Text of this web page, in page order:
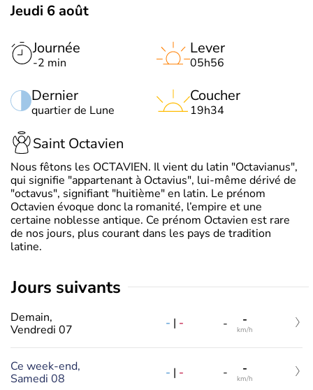
Jeudi 6 août
Journée
-2 min
Dernier
quartier de Lune
Lever
05h56
Coucher
19h34
Saint Octavien
Nous fêtons les OCTAVIEN. Il vient du latin "Octavianus",
qui signifie "appartenant à Octavius", lui-même dérivé de
"octavus", signifiant "huitième" en latin. Le prénom
Octavien évoque donc la romanité, l’empire et une
certaine noblesse antique. Ce prénom Octavien est rare
de nos jours, plus courant dans les pays de tradition
latine.
jours suivants
Demain,
Vendredi 07
- | - - -
km/h
Ce week-end,
Samedi 08
- | - - -
km/h